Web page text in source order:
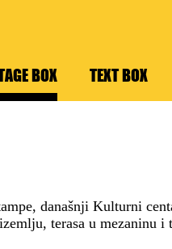
BOX TEXT BOX
današnji Kulturni
terasa u mezaninu i